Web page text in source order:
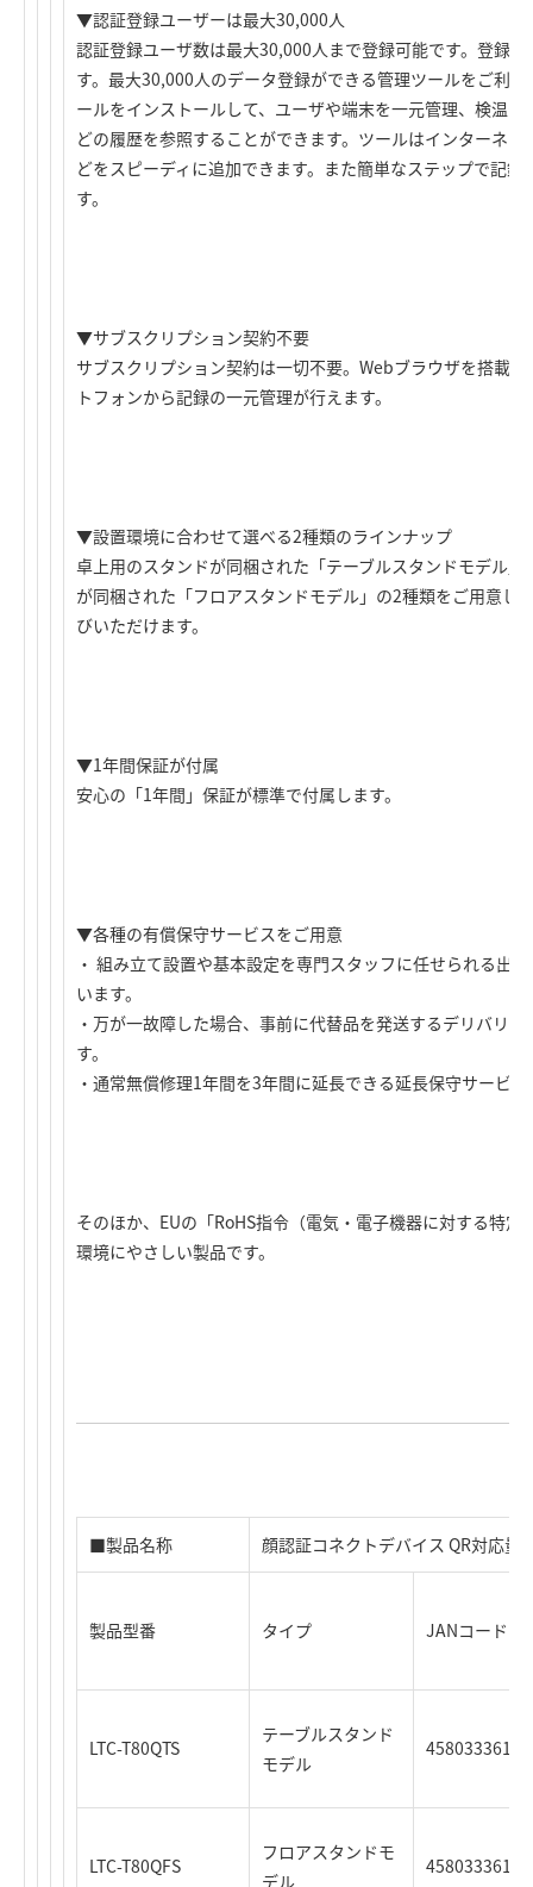
▼認証登録ユーザーは最大30,000人
認証登録ユーザ数は最大30,000人まで登録可能です。登録
す。最大30,000人のデータ登録ができる管理ツールをご利
ールをインストールして、ユーザや端末を一元管理、検温
どの履歴を参照することができます。ツールはインターネ
どをスピーディに追加できます。また簡単なステップで記
す。
▼サブスクリプション契約不要
サブスクリプション契約は一切不要。Webブラウザを搭載
トフォンから記録の一元管理が行えます。
▼設置環境に合わせて選べる2種類のラインナップ
卓上用のスタンドが同梱された「テーブルスタンドモデル
が同梱された「フロアスタンドモデル」の2種類をご用意し
びいただけます。
▼1年間保証が付属
安心の「1年間」保証が標準で付属します。
▼各種の有償保守サービスをご用意
・ 組み立て設置や基本設定を専門スタッフに任せられる出
います。
・万が一故障した場合、事前に代替品を発送するデリバリ
す。
・通常無償修理1年間を3年間に延長できる延長保守サービ
そのほか、EUの「RoHS指令（電気・電子機器に対する特
環境にやさしい製品です。
■製品名称 顔認証コネクトデバイス QR対応量
製品型番 タイプ JANコード
LTC-T80QTS
テーブルスタンド
モデル
LTC-T80QFS
フロアスタンドモ
デル